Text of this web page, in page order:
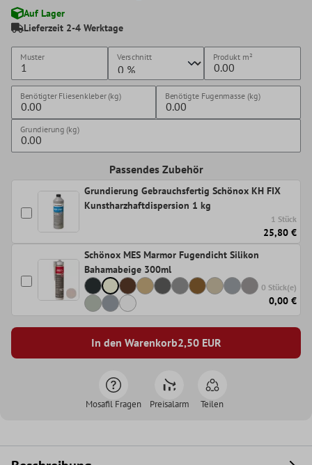
Auf Lager
Lieferzeit 2-4 Werktage
Muster Verschnitt Produkt m²
Benötigter Fliesenkleber (kg) Benötigte Fugenmasse (kg)
Grundierung (kg)
Passendes Zubehör
Grundierung Gebrauchsfertig Schönox KH FIX
Kunstharzhaftdispersion 1 kg
1 Stück
25,80 €
Schönox MES Marmor Fugendicht Silikon
Bahamabeige 300ml
0 Stück(e)
0,00 €
In den Warenkorb2,50EUR
Mosafil Fragen Preisalarm Teilen